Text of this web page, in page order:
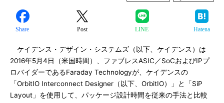
Share Post LINE Hatena
ケイデンス・デザイン・システムズ（以下、ケイデンス）は
2016年5月4日（米国時間）、ファブレスASIC／SoCおよびIPプ
ロバイダーであるFaraday Technologyが、ケイデンスの
「OrbitIO Interconnect Designer（以下、OrbitIO）」と「SiP
Layout」を使用して、パッケージ設計時間を従来の手法と比較